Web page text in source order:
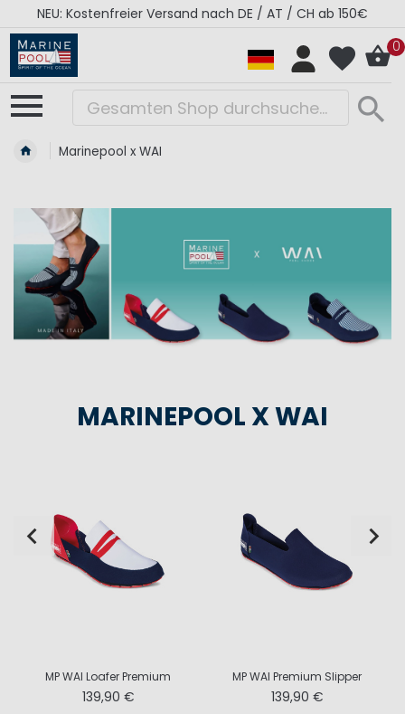
NEU: Kostenfreier Versand nach DE / AT / CH ab 150€
0
Marinepool x WAI
MARINEPOOL X WAI
MP WAI Loafer Premium
139,90 €
MP WAI Premium Slipper
139,90 €